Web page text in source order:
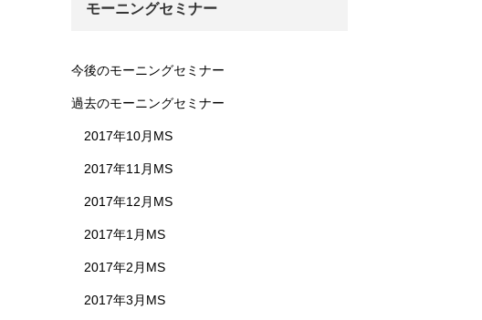
モーニングセミナー
今後のモーニングセミナー
過去のモーニングセミナー
2017年10月MS
2017年11月MS
2017年12月MS
2017年1月MS
2017年2月MS
2017年3月MS